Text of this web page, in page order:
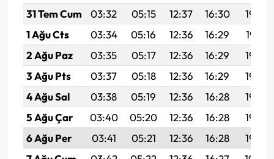
31 Tem Cum
03:32 05:15 12:37 16:30
19:48
1 Ağu Cts
03:34 05:16 12:36 16:29
19:47
2 Ağu Paz
03:35 05:17 12:36 16:29
19:46
3 Ağu Pts
03:37 05:18 12:36 16:29
19:45
4 Ağu Sal
03:38 05:19 12:36 16:28
19:44
5 Ağu Çar
03:40 05:20 12:36 16:28
19:43
6 Ağu Per
03:41 05:21 12:36 16:28
19:42